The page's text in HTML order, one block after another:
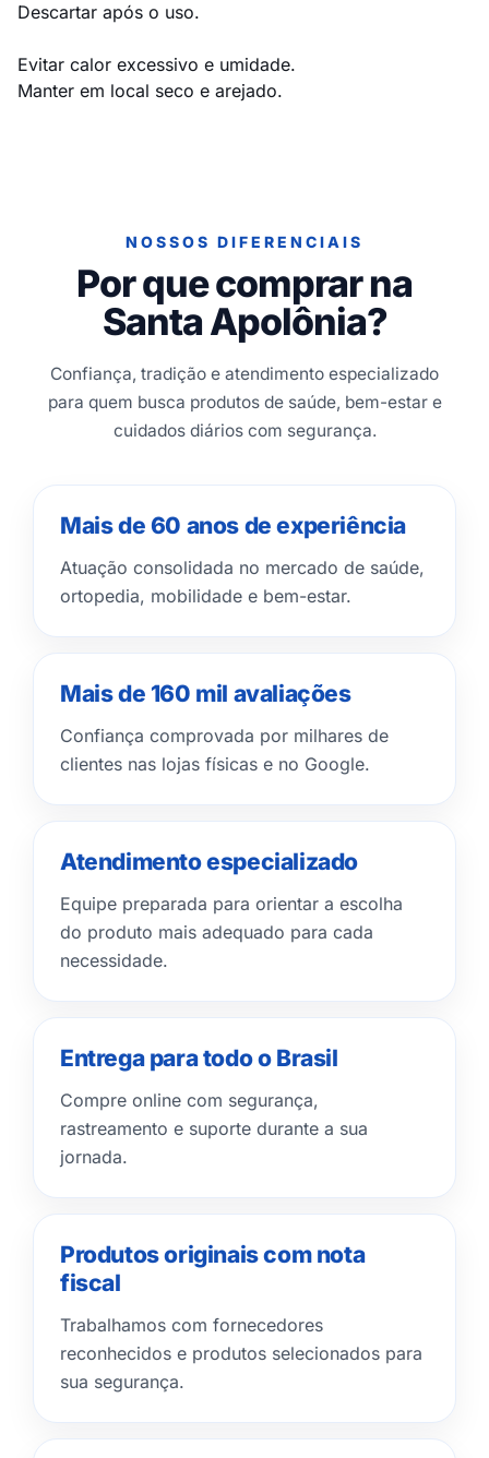
Descartar após o uso.
Evitar calor excessivo e umidade.
Manter em local seco e arejado.
NOSSOS DIFERENCIAIS
Por que comprar na
Santa Apolônia?
Confiança, tradição e atendimento especializado
para quem busca produtos de saúde, bem-estar e
cuidados diários com segurança.
Mais de 60 anos de experiência
Atuação consolidada no mercado de saúde,
ortopedia, mobilidade e bem-estar.
Mais de 160 mil avaliações
Confiança comprovada por milhares de
clientes nas lojas físicas e no Google.
Atendimento especializado
Equipe preparada para orientar a escolha
do produto mais adequado para cada
necessidade.
Entrega para todo o Brasil
Compre online com segurança,
rastreamento e suporte durante a sua
jornada.
Produtos originais com nota
fiscal
Trabalhamos com fornecedores
reconhecidos e produtos selecionados para
sua segurança.